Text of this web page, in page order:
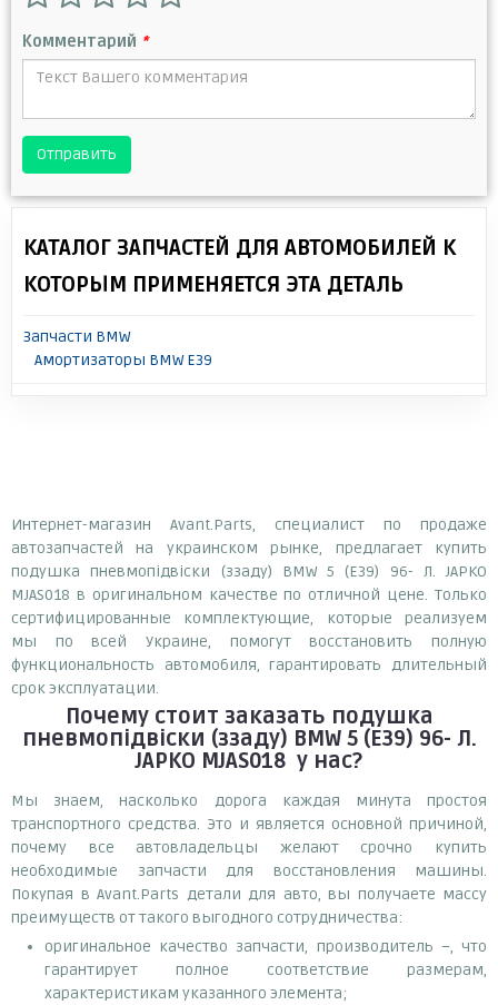
Комментарий *
Отправить
КАТАЛОГ ЗАПЧАСТЕЙ ДЛЯ АВТОМОБИЛЕЙ К
КОТОРЫМ ПРИМЕНЯЕТСЯ ЭТА ДЕТАЛЬ
Запчасти BMW
Амортизаторы BMW E39
Интернет-магазин Avant.Parts, специалист по продаже
автозапчастей на украинском рынке, предлагает купить
подушка пневмопідвіски (ззаду) BMW 5 (Е39) 96- Л. JAPKO
MJAS018 в оригинальном качестве по отличной цене. Только
сертифицированные комплектующие, которые реализуем
мы по всей Украине, помогут восстановить полную
функциональность автомобиля, гарантировать длительный
срок эксплуатации.
Почему стоит заказать подушка
пневмопідвіски (ззаду) BMW 5 (Е39) 96- Л.
JAPKO MJAS018 у нас?
Мы знаем, насколько дорога каждая минута простоя
транспортного средства. Это и является основной причиной,
почему все автовладельцы желают срочно купить
необходимые запчасти для восстановления машины.
Покупая в Avant.Parts детали для авто, вы получаете массу
преимуществ от такого выгодного сотрудничества:
оригинальное качество запчасти, производитель –, что
гарантирует полное соответствие размерам,
характеристикам указанного элемента;